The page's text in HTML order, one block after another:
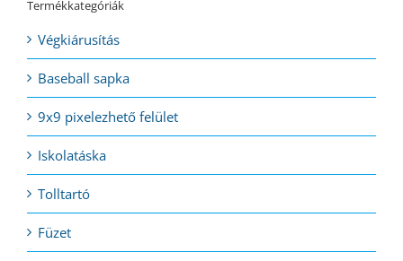
Termékkategóriák
Végkiárusítás
Baseball sapka
9x9 pixelezhető felület
Iskolatáska
Tolltartó
Füzet